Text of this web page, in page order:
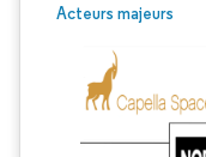
Acteurs majeurs
Image © Mordor